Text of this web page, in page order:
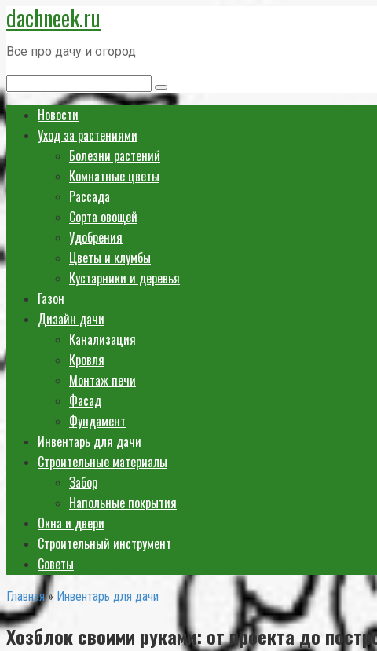
Перейти
к
контенту
dachneek.ru
Все про дачу и огород
Новости
Уход за растениями
Болезни растений
Комнатные цветы
Рассада
Сорта овощей
Удобрения
Цветы и клумбы
Кустарники и деревья
Газон
Дизайн дачи
Канализация
Кровля
Монтаж печи
Фасад
Фундамент
Инвентарь для дачи
Строительные материалы
Забор
Напольные покрытия
Окна и двери
Строительный инструмент
Советы
Главная » Инвентарь для дачи
Хозблок своими руками: от проекта до